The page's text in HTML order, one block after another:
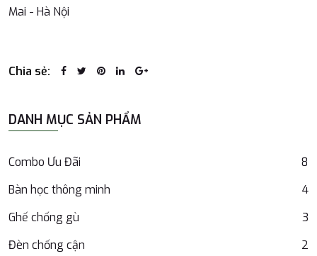
Mai - Hà Nội
Chia sẻ:
DANH MỤC SẢN PHẨM
Combo Ưu Đãi
8
Bàn học thông minh
4
Ghế chống gù
3
Đèn chống cận
2